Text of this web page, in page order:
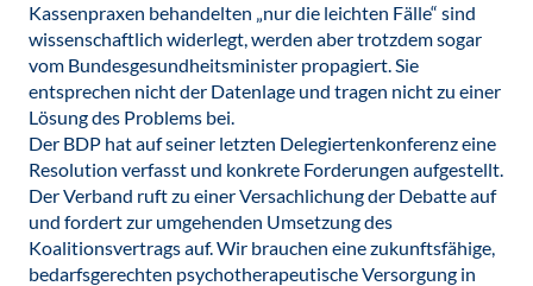
Kassenpraxen behandelten „nur die leichten Fälle“ sind
wissenschaftlich widerlegt, werden aber trotzdem sogar
vom Bundesgesundheitsminister propagiert. Sie
entsprechen nicht der Datenlage und tragen nicht zu einer
Lösung des Problems bei.
Der BDP hat auf seiner letzten Delegiertenkonferenz eine
Resolution verfasst und konkrete Forderungen aufgestellt.
Der Verband ruft zu einer Versachlichung der Debatte auf
und fordert zur umgehenden Umsetzung des
Koalitionsvertrags auf. Wir brauchen eine zukunftsfähige,
bedarfsgerechten psychotherapeutische Versorgung in